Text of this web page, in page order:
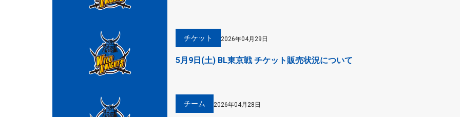
チケット 2026年04月29日
5月9日(土) BL東京戦 チケット販売状況について
チーム 2026年04月28日